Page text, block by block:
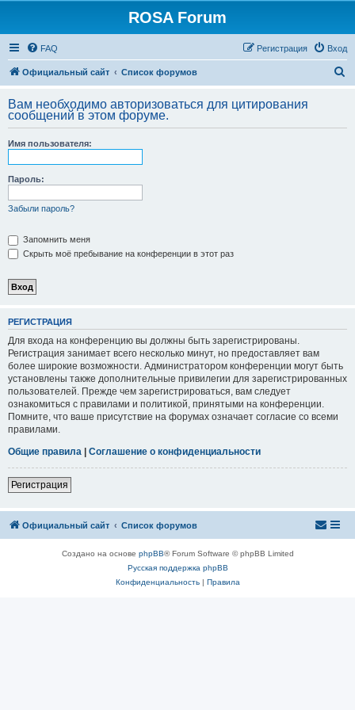
ROSA Forum
FAQ Вход
Регистрация
Официальный сайт Список форумов
с
Вам необходимо авторизоваться для цитирования
сообщений в этом форуме.
Имя пользователя:
Пароль:
Забыли пароль?
Запомнить меня
Скрыть моё пребывание на конференции в этот раз
РЕГИСТРАЦИЯ
Для входа на конференцию вы должны быть зарегистрированы.
Регистрация занимает всего несколько минут, но предоставляет вам
более широкие возможности. Администратором конференции могут быть
установлены также дополнительные привилегии для зарегистрированных
пользователей. Прежде чем зарегистрироваться, вам следует
ознакомиться с правилами и политикой, принятыми на конференции.
Помните, что ваше присутствие на форумах означает согласие со всеми
правилами.
Общие правила | Соглашение о конфиденциальности
Регистрация
Официальный сайт Список форумов
Создано на основе phpBB® Forum Software © phpBB Limited
Русская поддержка phpBB
Конфиденциальность| Правила